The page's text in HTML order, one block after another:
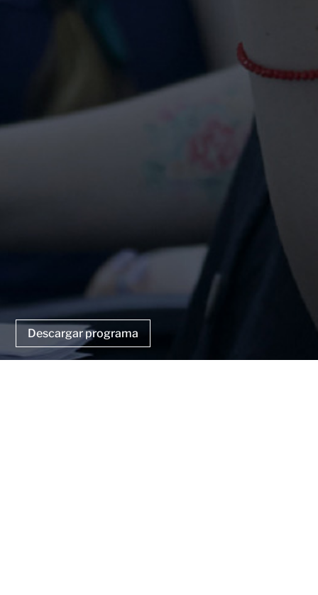
Descargar programa